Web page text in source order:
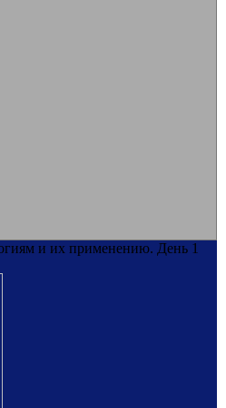
и их применению. День 1